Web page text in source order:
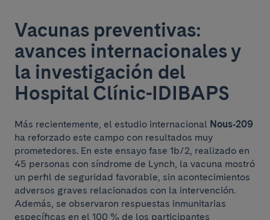
Vacunas preventivas:
avances internacionales y
la investigación del
Hospital Clínic-IDIBAPS
Más recientemente, el estudio internacional Nous‑209
ha reforzado este campo con resultados muy
prometedores. En este ensayo fase 1b/2, realizado en
45 personas con síndrome de Lynch, la vacuna mostró
un perfil de seguridad favorable, sin acontecimientos
adversos graves relacionados con la intervención.
Además, se observaron respuestas inmunitarias
específicas en el 100 % de los participantes